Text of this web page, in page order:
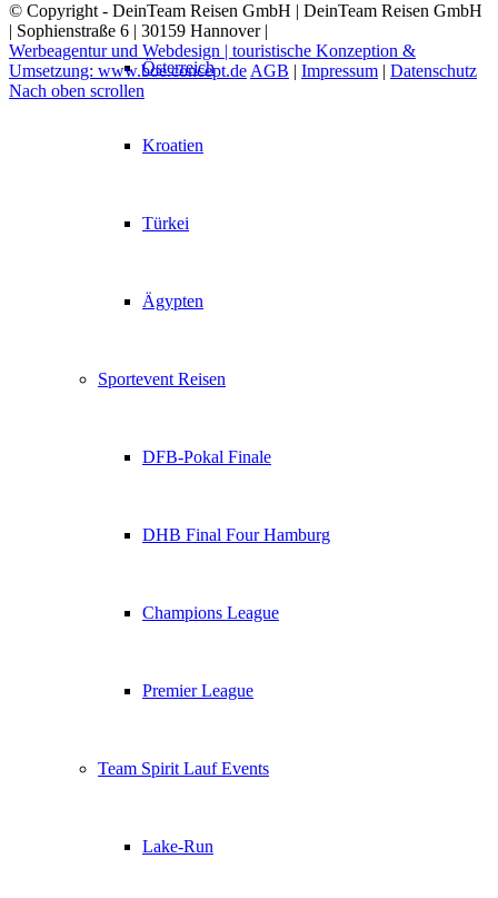
Österreich
Kroatien
Türkei
Ägypten
Sportevent Reisen
DFB-Pokal Finale
DHB Final Four Hamburg
Champions League
Premier League
Team Spirit Lauf Events
Lake-Run
© Copyright - DeinTeam Reisen GmbH | DeinTeam Reisen GmbH
| Sophienstraße 6 | 30159 Hannover |
Werbeagentur und Webdesign | touristische Konzeption &
Umsetzung: www.boe.concept.de AGB | Impressum | Datenschutz
Nach oben scrollen